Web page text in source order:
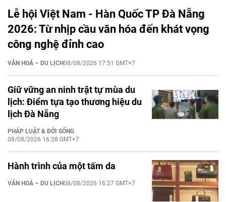
Lễ hội Việt Nam - Hàn Quốc TP Đà Nẵng
2026: Từ nhịp cầu văn hóa đến khát vọng
công nghệ đỉnh cao
VĂN HOÁ – DU LỊCH08/08/2026 17:51 GMT+7
Giữ vững an ninh trật tự mùa du
lịch: Điểm tựa tạo thương hiệu du
lịch Đà Nẵng
PHÁP LUẬT & ĐỜI SỐNG
08/08/2026 16:28 GMT+7
Hành trình của một tấm da
VĂN HOÁ – DU LỊCH08/08/2026 16:27 GMT+7